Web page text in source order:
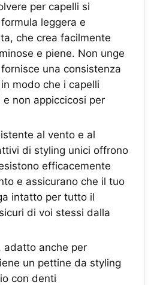
per capelli si
leggera e
che crea facilmente
e piene. Non unge
una consistenza
modo che i capelli
non appiccicosi per
al vento e al
di styling unici offrono
efficacemente
e assicurano che il tuo
intatto per tutto il
di voi stessi dalla
adatto anche per
un pettine da styling
con denti